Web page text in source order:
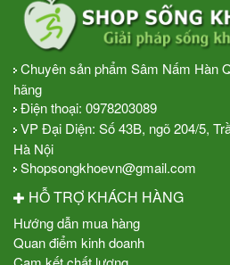
Chuyên sản phẩm Sâm Nấm Hàn
hãng
Điện thoại: 0978203089
VP Đại Diện: Số 43B, ngõ 204/5,
Hà Nội
Shopsongkhoevn@gmail.com
HỖ TRỢ KHÁCH HÀNG
Hướng dẫn mua hàng
Quan điểm kinh doanh